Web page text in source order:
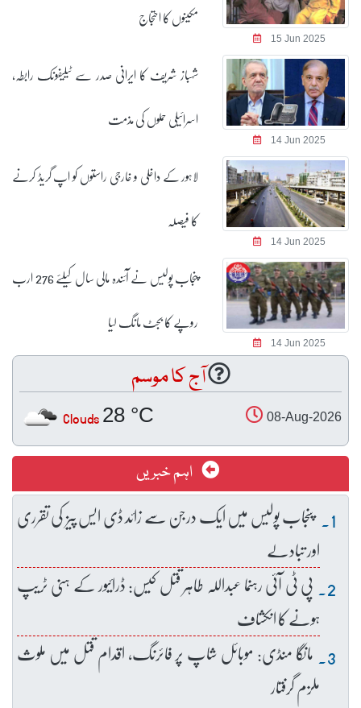
15 Jun 2025
مکینوں کا احتجاج
14 Jun 2025
شہباز شریف کا ایرانی صدر سے ٹیلیفونک رابطہ،
اسرائیلی حملوں کی مذمت
14 Jun 2025
لاہور کے داخلی و خارجی راستوں کو اپ گریڈ کرنے
کا فیصلہ
14 Jun 2025
پنجاب پولیس نے آئندہ مالی سال کیلئے 276 ارب
روپے کا بجٹ مانگ لیا
آج کا موسم
08-Aug-2026
28 °C
Clouds
اہم خبریں
پنجاب پولیس میں ایک درجن سے زائد ڈی ایس پیز کی تقرری
اور تبادلے
پی ٹی آئی رہنما عبداللہ طاہر قتل کیس: ڈرائیور کے ہنی ٹریپ
ہونے کا انکشاف
مانگا منڈی: موبائل شاپ پر فائرنگ، اقدام قتل میں ملوث
ملزم گرفتار